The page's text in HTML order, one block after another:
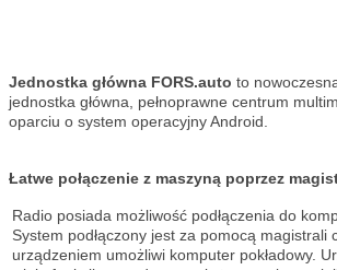
Jednostka główna FORS.auto to
jednostka główna, pełnoprawne centrum
oparciu o system operacyjny Android.
Łatwe połączenie z maszyną poprzez
Radio posiada możliwość podłączenia do
System podłączony jest za pomocą magistrali
urządzeniem umożliwi komputer pokładowy.